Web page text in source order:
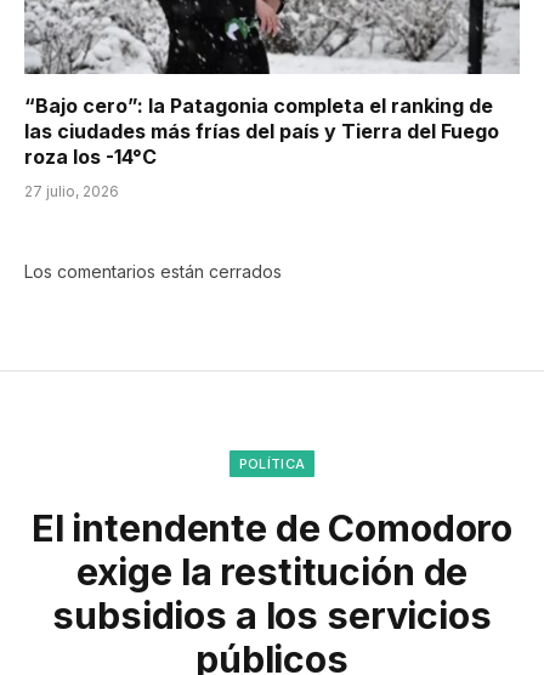
“Bajo cero”: la Patagonia completa el ranking de
las ciudades más frías del país y Tierra del Fuego
roza los -14°C
27 julio, 2026
Los comentarios están cerrados
POLÍTICA
El intendente de Comodoro
exige la restitución de
subsidios a los servicios
públicos